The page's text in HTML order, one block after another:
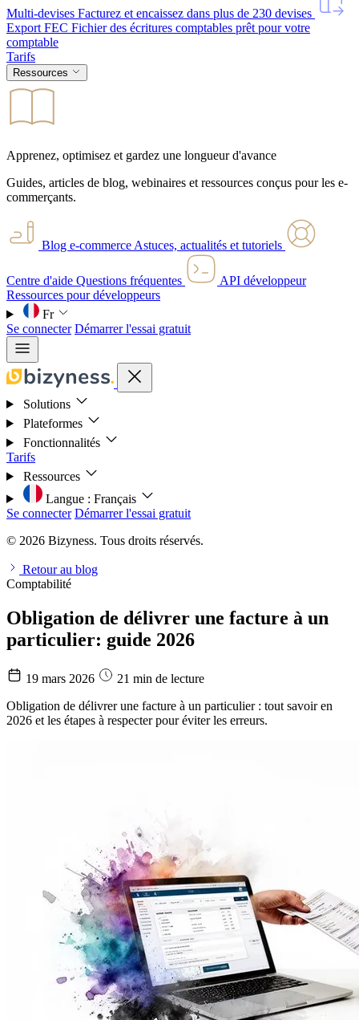
Multi-devises Facturez et encaissez dans plus de 230 devises
Export FEC Fichier des écritures comptables prêt pour votre
comptable
Tarifs
Ressources
Apprenez, optimisez et gardez une longueur d'avance
Guides, articles de blog, webinaires et ressources conçus pour les e-
commerçants.
Blog e-commerce Astuces, actualités et tutoriels
Centre d'aide Questions fréquentes
API développeur
Ressources pour développeurs
Fr
Se connecter Démarrer l'essai gratuit
Solutions
Plateformes
Fonctionnalités
Tarifs
Ressources
Langue : Français
Se connecter Démarrer l'essai gratuit
© 2026 Bizyness. Tous droits réservés.
Retour au blog
Comptabilité
Obligation de délivrer une facture à un
particulier: guide 2026
19 mars 2026
21 min de lecture
Obligation de délivrer une facture à un particulier : tout savoir en
2026 et les étapes à respecter pour éviter les erreurs.